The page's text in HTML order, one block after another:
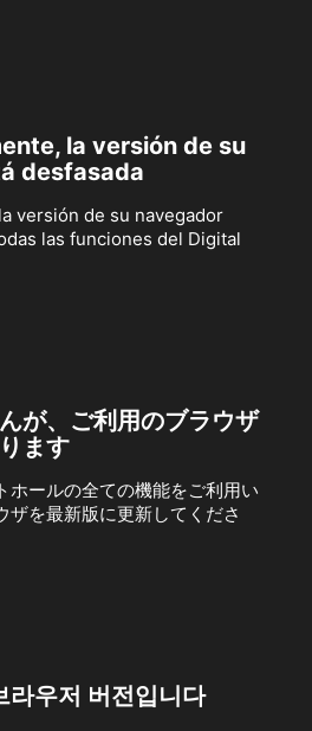
la versión de su
desfasada
versión de su navegador
las funciones del Digital
が、ご利用のブラウザ
ます
ホールの全ての機能をご利用い
ザを最新版に更新してくださ
라우저 버전입니다